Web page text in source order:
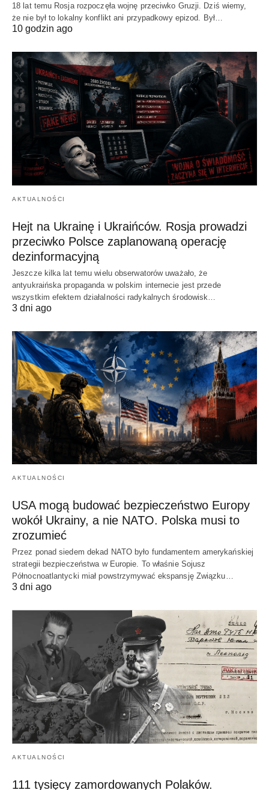
18 lat temu Rosja rozpoczęła wojnę przeciwko Gruzji. Dziś wiemy,
że nie był to lokalny konflikt ani przypadkowy epizod. Był…
10 godzin ago
AKTUALNOŚCI
Hejt na Ukrainę i Ukraińców. Rosja prowadzi
przeciwko Polsce zaplanowaną operację
dezinformacyjną
Jeszcze kilka lat temu wielu obserwatorów uważało, że
antyukraińska propaganda w polskim internecie jest przede
wszystkim efektem działalności radykalnych środowisk…
3 dni ago
AKTUALNOŚCI
USA mogą budować bezpieczeństwo Europy
wokół Ukrainy, a nie NATO. Polska musi to
zrozumieć
Przez ponad siedem dekad NATO było fundamentem amerykańskiej
strategii bezpieczeństwa w Europie. To właśnie Sojusz
Północnoatlantycki miał powstrzymywać ekspansję Związku…
3 dni ago
AKTUALNOŚCI
111 tysięcy zamordowanych Polaków.